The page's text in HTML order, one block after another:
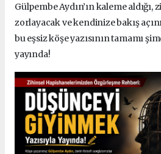
Gülpembe Aydın’ın kaleme aldığı,
zorlayacak ve kendinize bakış
bu eşsiz köşe yazısının tamamı
yayında!